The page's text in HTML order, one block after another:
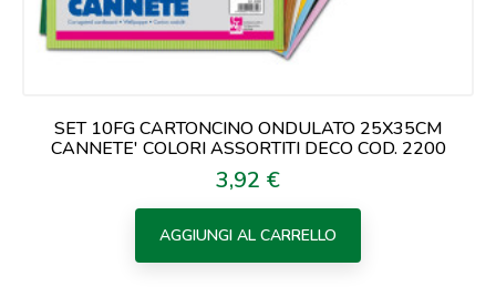
SET 10FG CARTONCINO ONDULATO 25X35CM
CANNETE' COLORI ASSORTITI DECO COD. 2200
Prezzo
3,92 €
AGGIUNGI AL CARRELLO